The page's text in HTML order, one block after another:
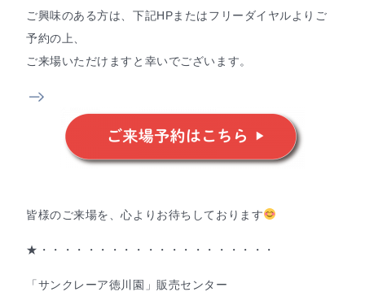
ご興味のある方は、下記HPまたはフリーダイヤルよりご
予約の上、
ご来場いただけますと幸いでございます。
皆様のご来場を、心よりお待ちしております
★・・・・・・・・・・・・・・・・・・・・
「サンクレーア徳川園」販売センター